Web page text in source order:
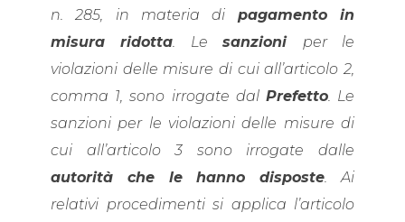
n. 285, in materia di pagamento in
misura ridotta. Lesanzioni per le
violazioni delle misure di cui all’articolo 2,
comma 1, sono irrogate dal Prefetto. Le
sanzioni per le violazioni delle misure di
cui all’articolo 3 sono irrogate dalle
autorità che le hanno disposte. Ai
relativi procedimenti si applica l’articolo